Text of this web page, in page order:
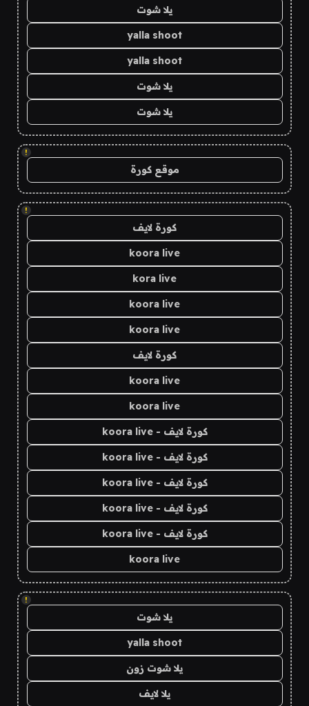
يلا شوت
yalla shoot
yalla shoot
يلا شوت
يلا شوت
!
موقع كورة
!
كورة لايف
koora live
kora live
koora live
koora live
كورة لايف
koora live
koora live
كورة لايف - koora live
كورة لايف - koora live
كورة لايف - koora live
كورة لايف - koora live
كورة لايف - koora live
koora live
!
يلا شوت
yalla shoot
يلا شوت زون
يلا لايف